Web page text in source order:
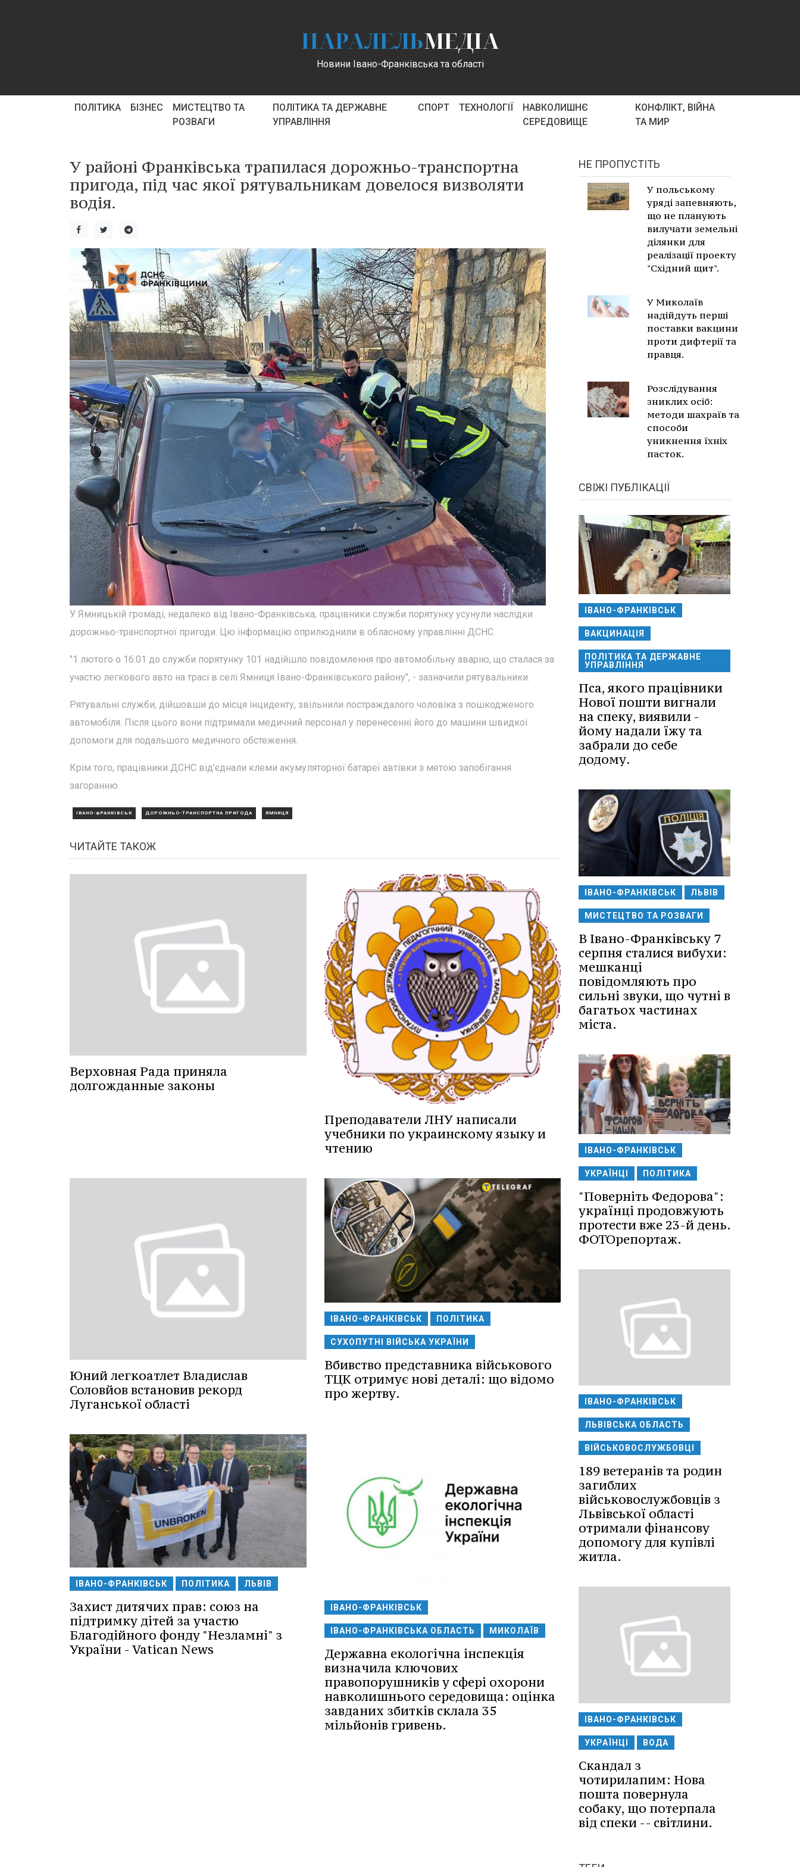
ПАРАЛЕЛЬМЕДІА
Новини Івано-Франківська та області
ПОЛІТИКА БІЗНЕС
МИСТЕЦТВО ТА
РОЗВАГИ
ПОЛІТИКА ТА ДЕРЖАВНЕ
УПРАВЛІННЯ
СПОРТ ТЕХНОЛОГІЇ
НАВКОЛИШНЄ
СЕРЕДОВИЩЕ
КОНФЛІКТ, ВІЙНА
ТА МИР
У районі Франківська трапилася дорожньо-транспортна
пригода, під час якої рятувальникам довелося визволяти
водія.
У Ямницькій громаді, недалеко від Івано-Франківська, працівники служби порятунку усунули наслідки
дорожньо-транспортної пригоди. Цю інформацію оприлюднили в обласному управлінні ДСНС.
"1 лютого о 16:01 до служби порятунку 101 надійшло повідомлення про автомобільну аварію, що сталася за
участю легкового авто на трасі в селі Ямниця Івано-Франківського району", - зазначили рятувальники.
Рятувальні служби, дійшовши до місця інциденту, звільнили постраждалого чоловіка з пошкодженого
автомобіля. Після цього вони підтримали медичний персонал у перенесенні його до машини швидкої
допомоги для подальшого медичного обстеження.
Крім того, працівники ДСНС від'єднали клеми акумуляторної батареї автівки з метою запобігання
загоранню.
ІВАНО-ФРАНКІВСЬК ДОРОЖНЬО-ТРАНСПОРТНА ПРИГОДА ЯМНИЦЯ
ЧИТАЙТЕ ТАКОЖ
Верховная Рада приняла
долгожданные законы
Преподаватели ЛНУ написали
учебники по украинскому языку и
чтению
Юний легкоатлет Владислав
Соловйов встановив рекорд
Луганської області
ІВАНО-ФРАНКІВСЬК ПОЛІТИКА
СУХОПУТНІ ВІЙСЬКА УКРАЇНИ
Вбивство представника військового
ТЦК отримує нові деталі: що відомо
про жертву.
ІВАНО-ФРАНКІВСЬК ПОЛІТИКА ЛЬВІВ
Захист дитячих прав: союз на
підтримку дітей за участю
Благодійного фонду "Незламні" з
України - Vatican News
ІВАНО-ФРАНКІВСЬК
ІВАНО-ФРАНКІВСЬКА ОБЛАСТЬ МИКОЛАЇВ
Державна екологічна інспекція
визначила ключових
правопорушників у сфері охорони
навколишнього середовища: оцінка
завданих збитків склала 35
мільйонів гривень.
НЕ ПРОПУСТІТЬ
У польському
уряді запевняють,
що не планують
вилучати земельні
ділянки для
реалізації проекту
"Східний щит".
У Миколаїв
надійдуть перші
поставки вакцини
проти дифтерії та
правця.
Розслідування
зниклих осіб:
методи шахраїв та
способи
уникнення їхніх
пасток.
СВІЖІ ПУБЛІКАЦІЇ
ІВАНО-ФРАНКІВСЬК
ВАКЦИНАЦІЯ
ПОЛІТИКА ТА ДЕРЖАВНЕ
УПРАВЛІННЯ
Пса, якого працівники
Нової пошти вигнали
на спеку, виявили -
йому надали їжу та
забрали до себе
додому.
ІВАНО-ФРАНКІВСЬК ЛЬВІВ
МИСТЕЦТВО ТА РОЗВАГИ
В Івано-Франківську 7
серпня сталися вибухи:
мешканці
повідомляють про
сильні звуки, що чутні в
багатьох частинах
міста.
ІВАНО-ФРАНКІВСЬК
УКРАЇНЦІ ПОЛІТИКА
"Поверніть Федорова":
українці продовжують
протести вже 23-й день.
ФОТОрепортаж.
ІВАНО-ФРАНКІВСЬК
ЛЬВІВСЬКА ОБЛАСТЬ
ВІЙСЬКОВОСЛУЖБОВЦІ
189 ветеранів та родин
загиблих
військовослужбовців з
Львівської області
отримали фінансову
допомогу для купівлі
житла.
ІВАНО-ФРАНКІВСЬК
УКРАЇНЦІ ВОДА
Скандал з
чотирилапим: Нова
пошта повернула
собаку, що потерпала
від спеки -- світлини.